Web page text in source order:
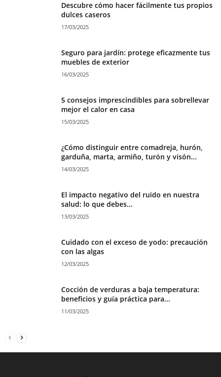
Descubre cómo hacer fácilmente tus propios
dulces caseros
17/03/2025
Seguro para jardín: protege eficazmente tus
muebles de exterior
16/03/2025
5 consejos imprescindibles para sobrellevar
mejor el calor en casa
15/03/2025
¿Cómo distinguir entre comadreja, hurón,
garduña, marta, armiño, turón y visón...
14/03/2025
El impacto negativo del ruido en nuestra
salud: lo que debes...
13/03/2025
Cuidado con el exceso de yodo: precaución
con las algas
12/03/2025
Cocción de verduras a baja temperatura:
beneficios y guía práctica para...
11/03/2025